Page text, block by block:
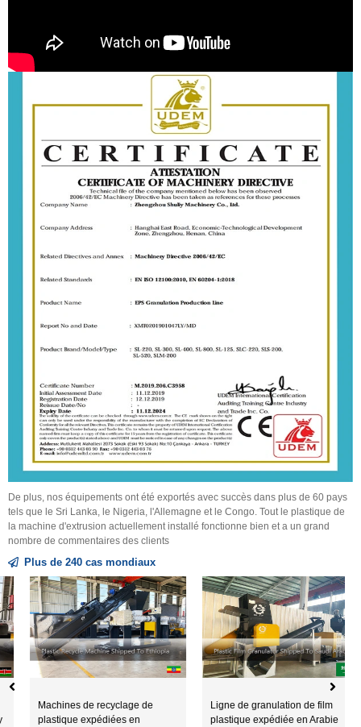
De plus, nos équipements ont été exportés avec succès dans plus de 60 pays
tels que le Sri Lanka, le Nigeria, l'Allemagne et le Congo. Tout le plastique de
la machine d'extrusion actuellement installé fonctionne bien et a un grand
nombre de commentaires des clients
Plus de 240 cas mondiaux
Machines de recyclage de
plastique expédiées en
Ligne de granulation de film
plastique expédiée en Arabie